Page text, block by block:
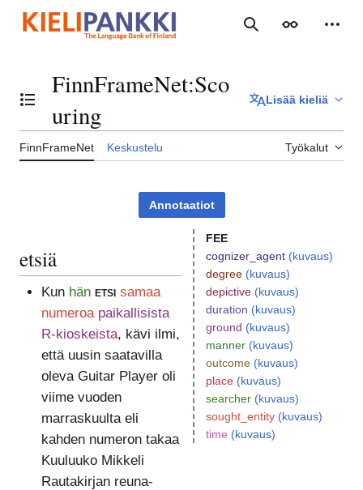
sisältöön
Haku Ulkoasu
Vaihda sisällysluettelo
FinnFrameNet:Sco
uring
Lisää kieliä
FinnFrameNet Keskustelu Työkalut
Annotaatiot
etsiä
Kun hän etsi samaa
numeroa paikallisista
R-kioskeista, kävi ilmi,
että uusin saatavilla
oleva Guitar Player oli
viime vuoden
marraskuulta eli
kahden numeron takaa
Kuuluuko Mikkeli
Rautakirjan reuna-
FEE
cognizer_agent (kuvaus)
degree (kuvaus)
depictive (kuvaus)
duration (kuvaus)
ground (kuvaus)
manner (kuvaus)
outcome (kuvaus)
place (kuvaus)
searcher (kuvaus)
sought_entity (kuvaus)
time (kuvaus)